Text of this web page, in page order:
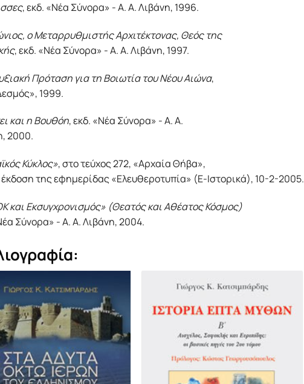
, εκδ. «Νέα Σύνορα» - Α. Α. Λιβάνη, 1996.
ο Μεταρρυθμιστής Αρχιτέκτονας, Θεός της
, εκδ. «Νέα Σύνορα» - Α. Α. Λιβάνη, 1997.
Πρόταση για τη Βοιωτία του Νέου Αιώνα,
1999.
και η Βουθόη, εκδ. «Νέα Σύνορα» - Α. Α.
2000.
Κύκλος», στο τεύχος 272, «Αρχαία Θήβα»,
έκδοση της εφημερίδας «Ελευθεροτυπία» (Ε-Ιστορικά), 10-2-2005.
και Εκσυγχρονισμός» (Θεατός και Αθέατος Κόσμος)
Σύνορα» - Α. Α. Λιβάνη, 2004.